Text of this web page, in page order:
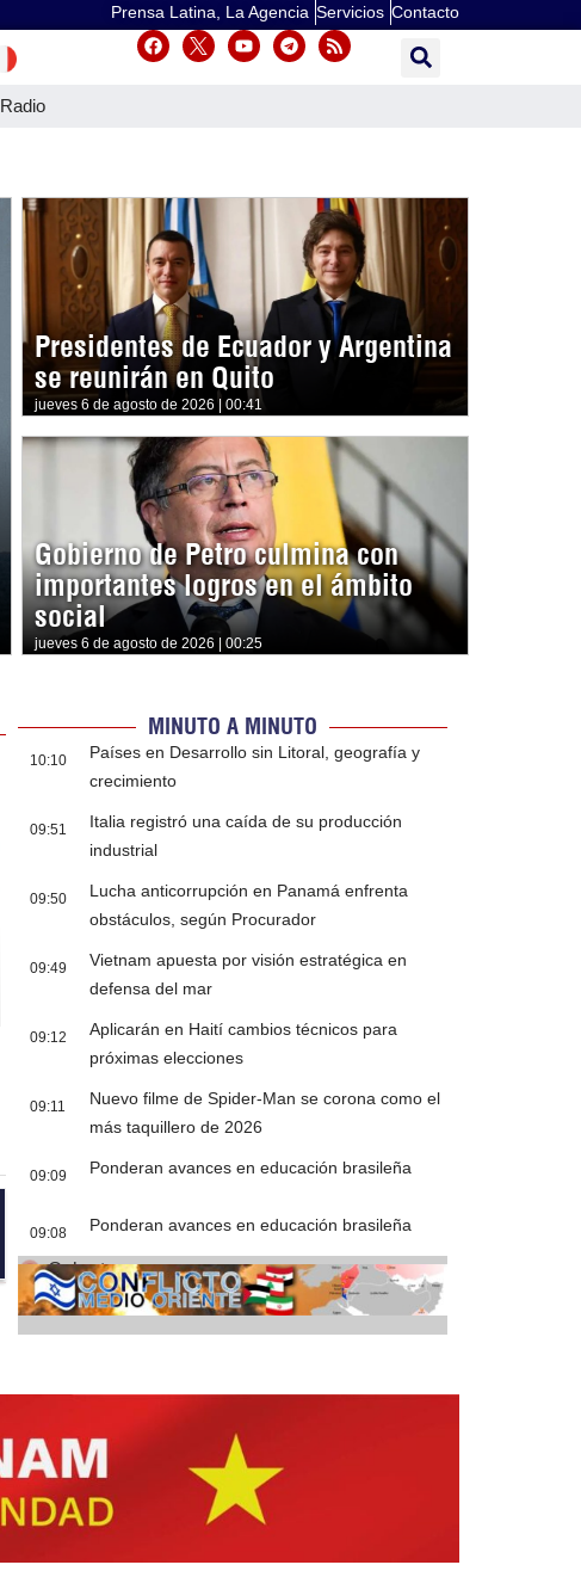
Prensa Latina, La Agencia Servicios Contacto
Radio
Presidentes de Ecuador y Argentina
se reunirán en Quito
jueves 6 de agosto de 2026 | 00:41
Gobierno de Petro culmina con
importantes logros en el ámbito
social
jueves 6 de agosto de 2026 | 00:25
MINUTO A MINUTO
10:10
Países en Desarrollo sin Litoral, geografía y
crecimiento
09:51
Italia registró una caída de su producción
industrial
09:50
Lucha anticorrupción en Panamá enfrenta
obstáculos, según Procurador
09:49
Vietnam apuesta por visión estratégica en
defensa del mar
09:12
Aplicarán en Haití cambios técnicos para
próximas elecciones
09:11
Nuevo filme de Spider-Man se corona como el
más taquillero de 2026
09:09 Ponderan avances en educación brasileña
09:08 Ponderan avances en educación brasileña
Cobertura